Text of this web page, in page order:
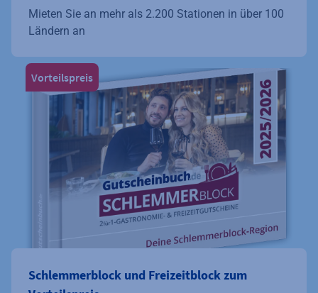
Mieten Sie an mehr als 2.200 Stationen in über 100
Ländern an
Vorteilspreis
Schlemmerblock und Freizeitblock zum